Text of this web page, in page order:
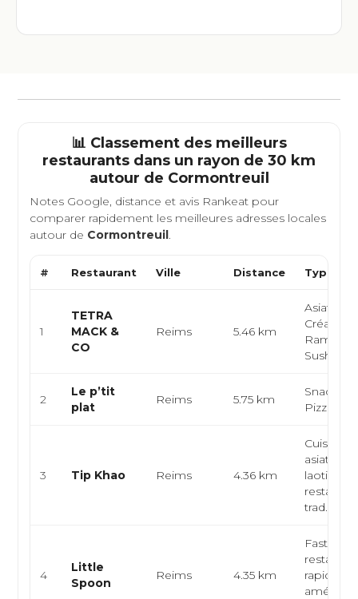
📊 Classement des meilleurs
restaurants dans un rayon de 30 km
autour de Cormontreuil
Notes Google, distance et avis Rankeat pour
comparer rapidement les meilleures adresses locales
autour de Cormontreuil.
# Restaurant Ville Distance Type de
1
TETRA
MACK &
CO
Reims 5.46 km
Asiatique,
Créative,
Ramen,
Sushi
2
Le p’tit
plat
Reims 5.75 km
Snack,
Pizza,
3 Tip Khao Reims 4.36 km
Cuisine
trad...
4
Little
Spoon
Reims 4.35 km
Fast-
rapide,